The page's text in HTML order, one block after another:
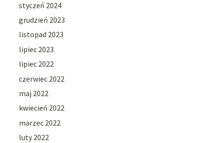
styczeń 2024
grudzień 2023
listopad 2023
lipiec 2023
lipiec 2022
czerwiec 2022
maj 2022
kwiecień 2022
marzec 2022
luty 2022